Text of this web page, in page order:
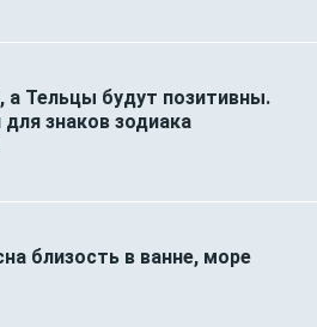
а Тельцы будут позитивны.
знаков зодиака
близость в ванне, море